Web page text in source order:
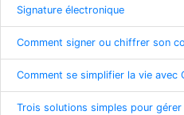
Signature électronique
Comment signer ou chiffrer son
Comment se simplifier la vie avec
Trois solutions simples pour